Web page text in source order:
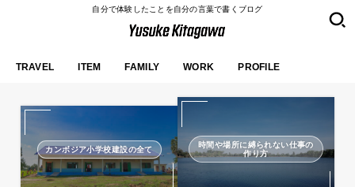
自分で体験したことを自分の言葉で書くブログ
TRAVEL ITEM FAMILY WORK PROFILE
カンボジア小学校建設の全て
時間や場所に縛られない仕事の
作り方